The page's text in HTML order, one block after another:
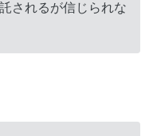
されるが信じられな